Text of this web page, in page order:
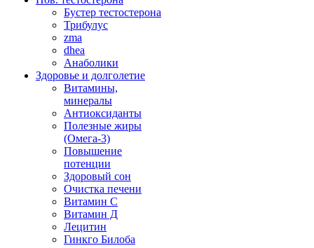
Бустер тестостерона
Трибулус
zma
dhea
Анаболики
Здоровье и долголетие
Витамины,
минералы
Антиоксиданты
Полезные жиры
(Омега-3)
Повышение
потенции
Здоровый сон
Очистка печени
Витамин С
Витамин Д
Лецитин
Гинкго Билоба